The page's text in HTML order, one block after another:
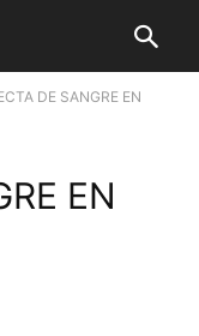
DE SANGRE EN
EN